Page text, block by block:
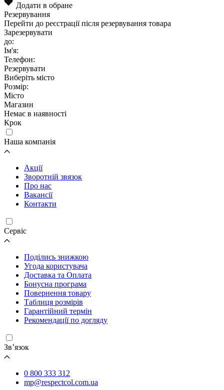
Додати в обране
Резервування
Перейти до реєстрації після резервування товара
Зарезервувати
до:
Ім'я:
Телефон:
Резервувати
Виберіть місто
Розмір:
Місто
Магазин
Немає в наявності
Крок
Наша компанія
Акції
Зворотній звязок
Про нас
Вакансії
Контакти
Cервіс
Поділись знижкою
Угода користувача
Доставка та Оплата
Бонусна програма
Повернення товару
Таблиця розмірів
Гарантійний термін
Рекомендації по догляду
Зв’язок
0 800 333 312
mp@respectcol.com.ua